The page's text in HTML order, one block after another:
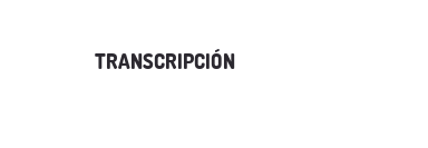
TRANSCRIPCIÓN